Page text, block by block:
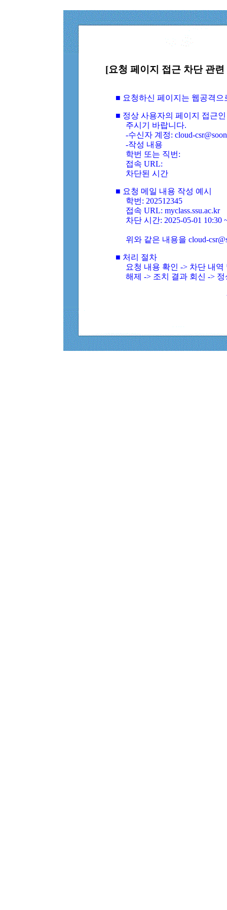
[요청 페이지 접근 차단 관
■ 요청하신 페이지는 웹공격
■ 정상 사용자의 페이지 접근
주시기 바랍니다.
-수신자 계정: cloud-
-작성 내용
학번 또는 직번:
접속 URL:
차단된 시간
■ 요청 메일 내용 작성 예시
학번: 202512345
접속 URL: myclass.ssu.ac.kr
차단 시간: 2025-05-01 10:30
위와 같은 내용을 cloud-
■ 처리 절차
요청 내용 확인 -> 차단 내
해제 -> 조치 결과 회신 ->